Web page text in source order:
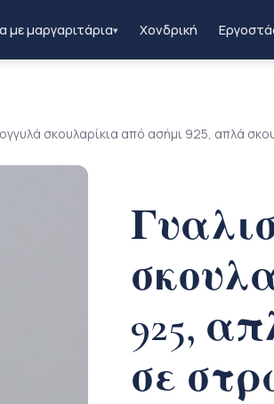
με μαργαριτάρια▾ Χονδρική
σκουλαρίκια από ασήμι 925, απλά
925,
σε